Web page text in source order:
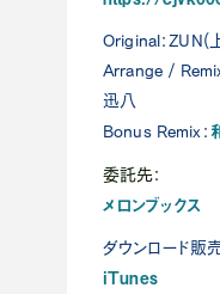
Original：ZUN(
Arrange /
迅八
Bonus Remix：
委託先：
メロンブックス
ダウンロード販売
iTunes